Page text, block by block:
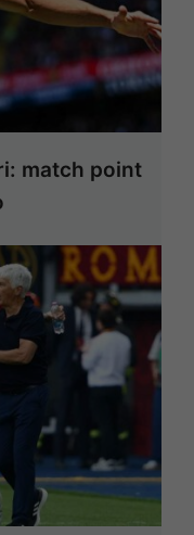
match point